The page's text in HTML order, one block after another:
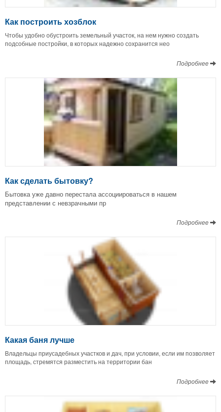
Как построить хозблок
Чтобы удобно обустроить земельный участок, на нем нужно создать
подсобные постройки, в которых надежно сохранится нео
Подробнее
Как сделать бытовку?
Бытовка уже давно перестала ассоциироваться в нашем
представлении с невзрачными пр
Подробнее
Какая баня лучше
Владельцы приусадебных участков и дач, при условии, если им позволяет
площадь, стремятся разместить на территории бан
Подробнее